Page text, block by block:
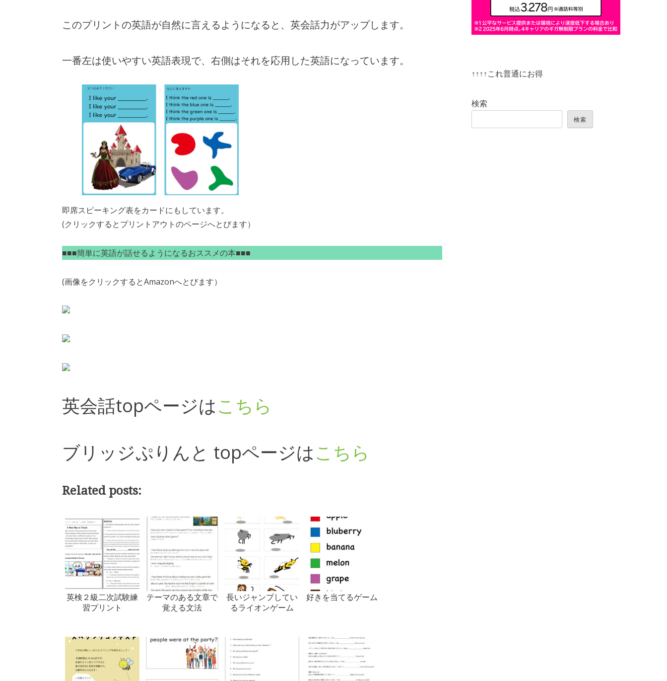
このプリントの英語が自然に言えるようになると、英会話力がアップします。
一番左は使いやすい英語表現で、右側はそれを応用した英語になっています。
即席スピーキング表をカードにもしています。
(クリックするとプリントアウトのページへとびます）
■■■簡単に英語が話せるようになるおススメの本■■■
(画像をクリックするとAmazonへとびます）
英会話topページはこちら
ブリッジぷりんと topページはこちら
Related posts:
英検２級二次試験練
習プリント
テーマのある文章で
覚える文法
長いジャンプしてい
るライオンゲーム
好きを当てるゲーム
↑↑↑↑これ普通にお得
検索
検索